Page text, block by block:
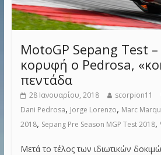
MotoGP Sepang Test
κορυφή ο Pedrosa,
πεντάδα
28 Ιανουαρίου, 2018 scorpion11
Dani Pedrosa, Jorge Lorenzo, Marc
2018, Sepang Pre Season MGP Test 2018,
Μετά το τέλος των ιδιωτικών